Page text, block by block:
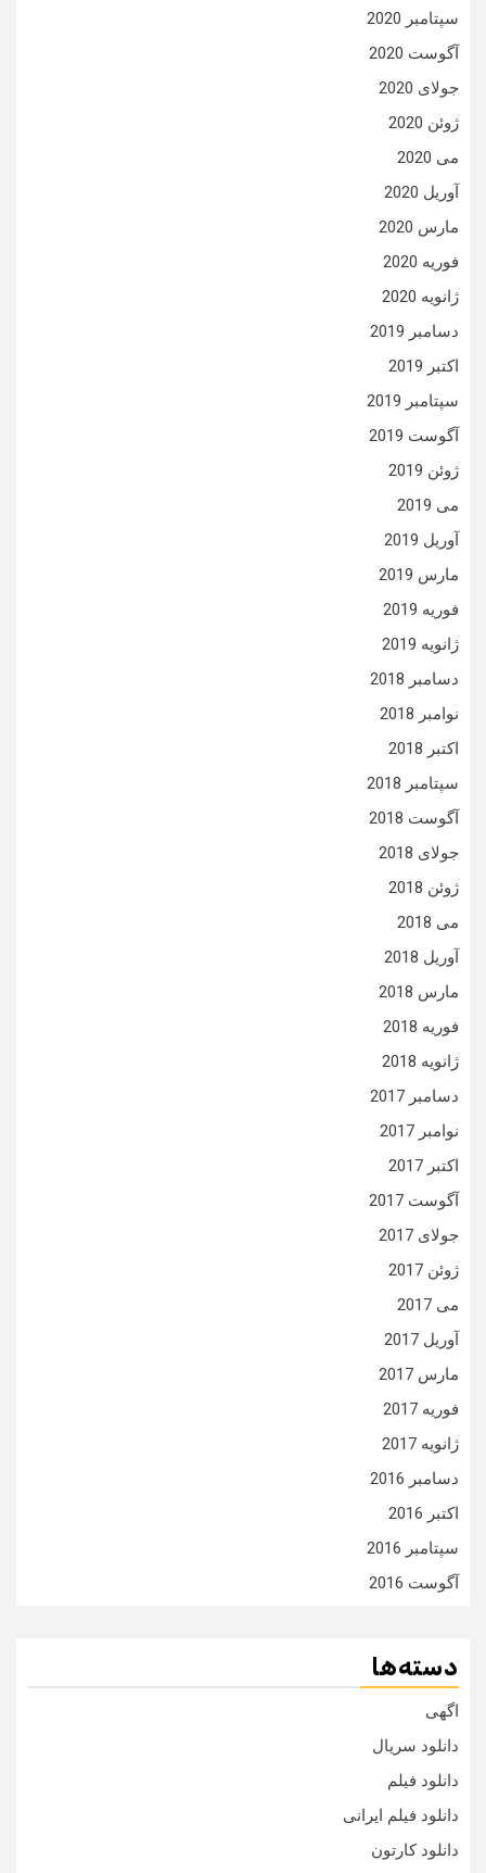
سپتامبر 2020
آگوست 2020
جولای 2020
ژوئن 2020
می 2020
آوریل 2020
مارس 2020
فوریه 2020
ژانویه 2020
دسامبر 2019
اکتبر 2019
سپتامبر 2019
آگوست 2019
ژوئن 2019
می 2019
آوریل 2019
مارس 2019
فوریه 2019
ژانویه 2019
دسامبر 2018
نوامبر 2018
اکتبر 2018
سپتامبر 2018
آگوست 2018
جولای 2018
ژوئن 2018
می 2018
آوریل 2018
مارس 2018
فوریه 2018
ژانویه 2018
دسامبر 2017
نوامبر 2017
اکتبر 2017
آگوست 2017
جولای 2017
ژوئن 2017
می 2017
آوریل 2017
مارس 2017
فوریه 2017
ژانویه 2017
دسامبر 2016
اکتبر 2016
سپتامبر 2016
آگوست 2016
دسته‌ها
اگهی
دانلود سریال
دانلود فیلم
دانلود فیلم ایرانی
دانلود کارتون